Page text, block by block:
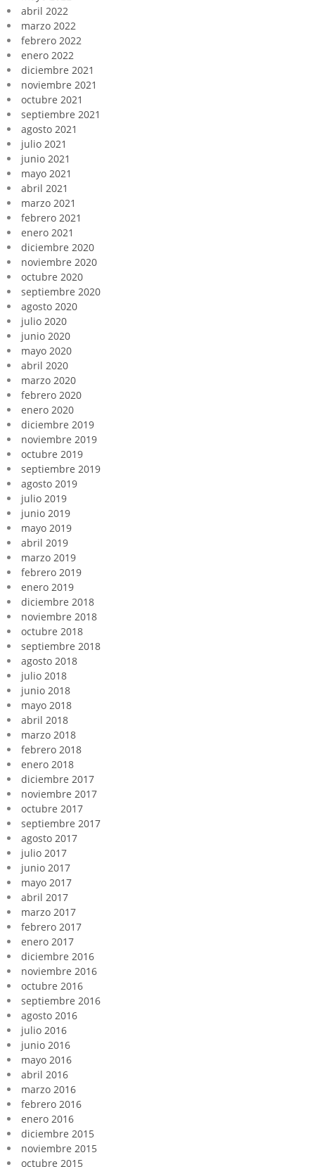
abril 2022
marzo 2022
febrero 2022
enero 2022
diciembre 2021
noviembre 2021
octubre 2021
septiembre 2021
agosto 2021
julio 2021
junio 2021
mayo 2021
abril 2021
marzo 2021
febrero 2021
enero 2021
diciembre 2020
noviembre 2020
octubre 2020
septiembre 2020
agosto 2020
julio 2020
junio 2020
mayo 2020
abril 2020
marzo 2020
febrero 2020
enero 2020
diciembre 2019
noviembre 2019
octubre 2019
septiembre 2019
agosto 2019
julio 2019
junio 2019
mayo 2019
abril 2019
marzo 2019
febrero 2019
enero 2019
diciembre 2018
noviembre 2018
octubre 2018
septiembre 2018
agosto 2018
julio 2018
junio 2018
mayo 2018
abril 2018
marzo 2018
febrero 2018
enero 2018
diciembre 2017
noviembre 2017
octubre 2017
septiembre 2017
agosto 2017
julio 2017
junio 2017
mayo 2017
abril 2017
marzo 2017
febrero 2017
enero 2017
diciembre 2016
noviembre 2016
octubre 2016
septiembre 2016
agosto 2016
julio 2016
junio 2016
mayo 2016
abril 2016
marzo 2016
febrero 2016
enero 2016
diciembre 2015
noviembre 2015
octubre 2015